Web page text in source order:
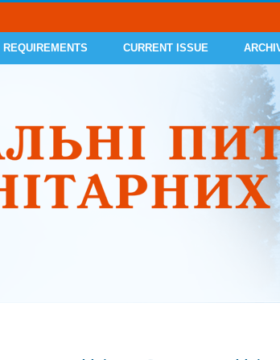
REQUIREMENTS CURRENT ISSUE